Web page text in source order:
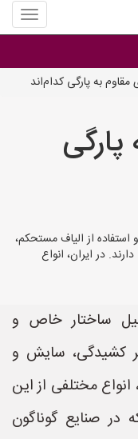
منوی
سایت
فروشی
مقاوم به پارگی کدام‌اند
استفاده از الیاف مستحکم،
در ایران، انواع
ساختار خاص و
کشیدگی، سایش و
انواع مختلفی از این
در صنایع گوناگون